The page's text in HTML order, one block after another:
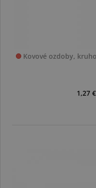
Kovové ozdoby,
1,27 €